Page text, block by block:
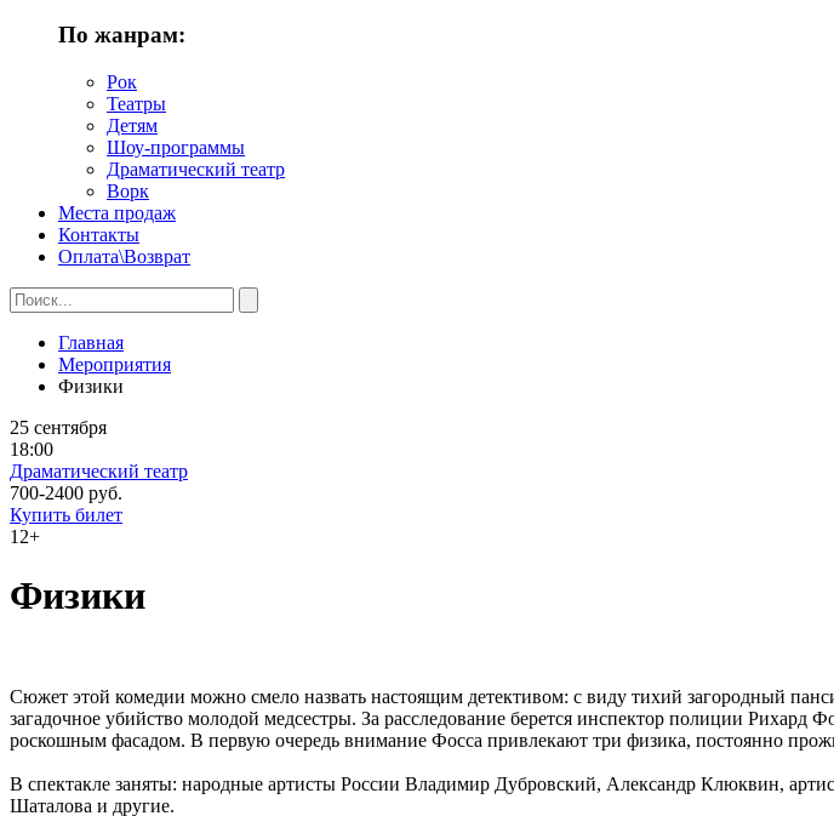
По жанрам:
Рок
Театры
Детям
Шоу-программы
Драматический театр
Ворк
Места продаж
Контакты
Оплата\Возврат
Главная
Мероприятия
Физики
25 сентября
18:00
Драматический театр
700-2400 руб.
Купить билет
12+
Физики
Сюжет этой комедии можно смело назвать настоящим детективом: с виду тихий загородный
загадочное убийство молодой медсестры. За расследование берется инспектор полиции Рихард
роскошным фасадом. В первую очередь внимание Фосса привлекают три физика, постоянно
В спектакле заняты: народные артисты России Владимир Дубровский, Александр Клюквин,
Шаталова и другие.